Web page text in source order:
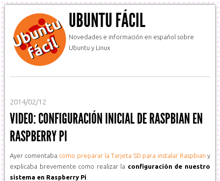
UBUNTU FÁCIL
Novedades e información en español sobre
Ubuntu y Linux
2014/02/12
VIDEO: CONFIGURACIÓN INICIAL DE RASPBIAN EN
RASPBERRY PI
Ayer comentaba como preparar la Tarjeta SD para instalar Raspbian y
explicaba brevemente como realizar la configuración de nuestro
sistema en Raspberry Pi